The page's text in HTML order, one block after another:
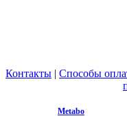
Контакты | Способы
Metabo